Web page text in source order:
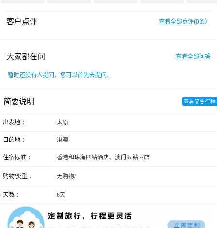
客户点评 查看全部点评(0条）
大家都在问 查看全部问答
暂时还没有人提问，您可以首先去提问...
简要说明 查看简要行程
出发地 ： 太原
目的地 ： 港澳
住宿标准 ： 香港和珠海四钻酒店、澳门五钻酒店
购物/类型 ： 无购物/
天数 ： 8天